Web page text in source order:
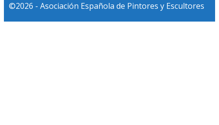
©2026 - Asociación Española de Pintores y Escultores